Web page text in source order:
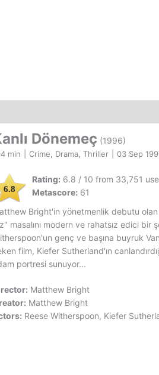
Dönemeç (1996)
min Crime, Drama, Thriller 03 Sep
6.8
Rating: 6.8 / 10 from 33,751
Metascore: 61
Bright'in yönetmenlik debutu olan
masalını modern ve rahatsız edici
genç ve başına buyruk
film, Kiefer Sutherland'ın
portresi sunuyor...
Matthew Bright
Matthew Bright
Reese Witherspoon, Kiefer